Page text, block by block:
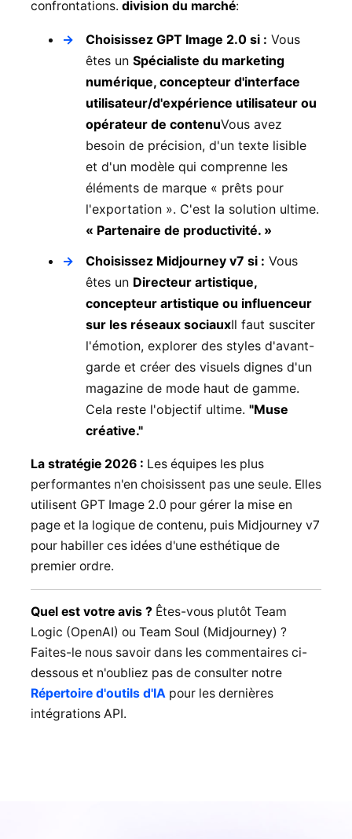
confrontations. division du marché:
Choisissez GPT Image 2.0 si : Vous
êtes un Spécialiste du marketing
numérique, concepteur d'interface
utilisateur/d'expérience utilisateur ou
opérateur de contenuVous avez
besoin de précision, d'un texte lisible
et d'un modèle qui comprenne les
éléments de marque « prêts pour
l'exportation ». C'est la solution ultime.
« Partenaire de productivité. »
Choisissez Midjourney v7 si : Vous
êtes un Directeur artistique,
concepteur artistique ou influenceur
sur les réseaux sociauxIl faut susciter
l'émotion, explorer des styles d'avant-
garde et créer des visuels dignes d'un
magazine de mode haut de gamme.
Cela reste l'objectif ultime. "Muse
créative."
La stratégie 2026 : Les équipes les plus
performantes n'en choisissent pas une seule. Elles
utilisent GPT Image 2.0 pour gérer la mise en
page et la logique de contenu, puis Midjourney v7
pour habiller ces idées d'une esthétique de
premier ordre.
Quel est votre avis ? Êtes-vous plutôt Team
Logic (OpenAI) ou Team Soul (Midjourney) ?
Faites-le nous savoir dans les commentaires ci-
dessous et n'oubliez pas de consulter notre
Répertoire d'outils d'IApour les dernières
intégrations API.